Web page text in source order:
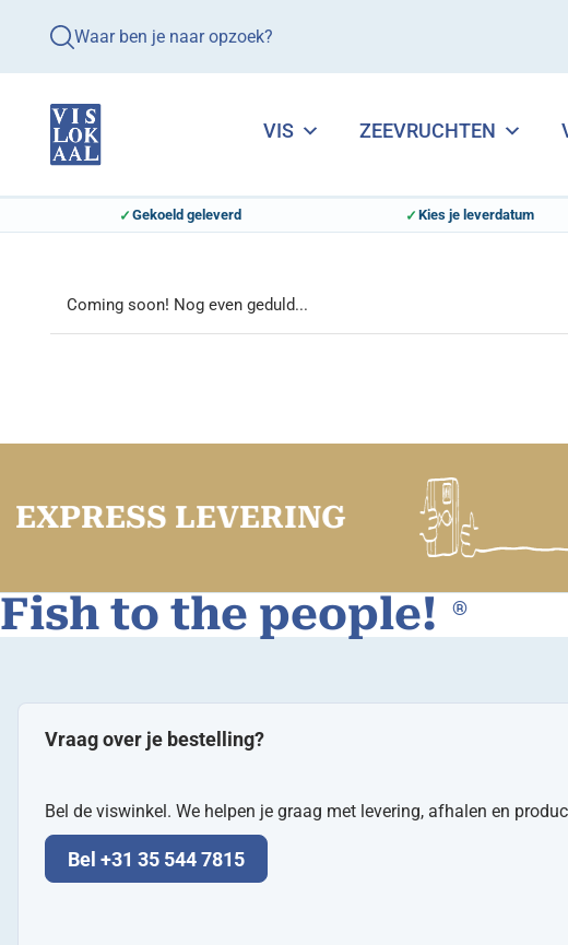
Waar ben je naar opzoek?
VIS ZEEVRUCHTEN
Gekoeld geleverd Kies je leverdatum
Coming soon! Nog even geduld...
LEVERING
Fish to the people! ®
Vraag over je bestelling?
Bel de viswinkel. We helpen je graag met levering, afhalen en
Bel +31 35 544 7815